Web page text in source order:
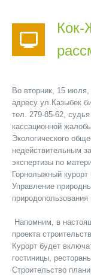
Кок-
Во вторник, 15
адресу ул.Казыбек
тел. 279-85-62,
кассационной
Экологического
недействительным
экспертизы по
Горнолыжный
Управление
Напомним, в
проекта
Курорт будет
гостиницы,
Строительство